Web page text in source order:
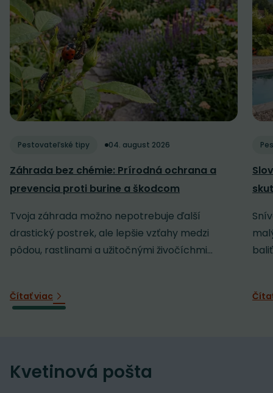
Pestovateľské tipy 04. august 2026
Záhrada bez chémie: Prírodná ochrana a
prevencia proti burine a škodcom
Tvoja záhrada možno nepotrebuje ďalší
drastický postrek, ale lepšie vzťahy medzi
pôdou, rastlinami a užitočnými živočíchmi...
Čítať viac
Kvetinová pošta